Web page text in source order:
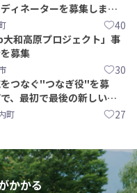
ィネーターを募集しま
40
大和高原プロジェクト」事
募集
30
つなぐ"つなぎ役"を募
、最初で最後の新しい学
に
町 27
かかる